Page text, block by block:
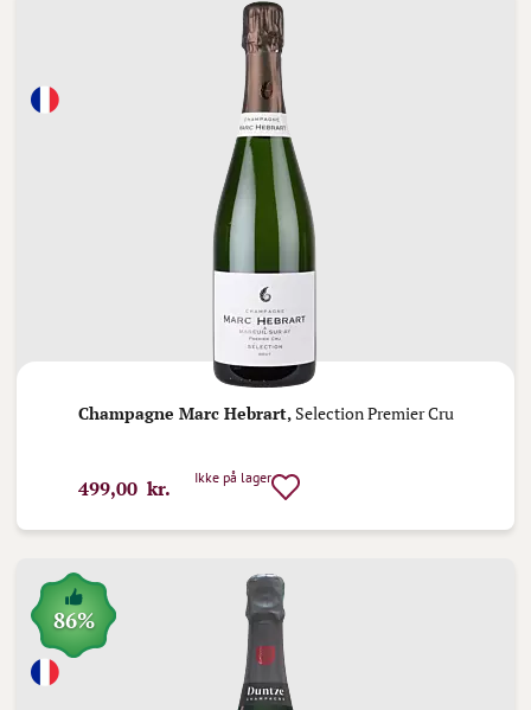
Champagne Marc Hebrart, Selection Premier Cru
499,00 kr. Ikke på lager
86%